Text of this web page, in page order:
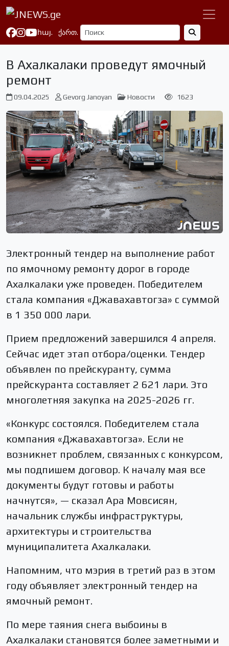
հայ. ქართ.
В Ахалкалаки проведут ямочный
ремонт
09.04.2025 Gevorg Janoyan Новости 1623
Электронный тендер на выполнение работ
по ямочному ремонту дорог в городе
Ахалкалаки уже проведен. Победителем
стала компания «Джавахавтогза» с суммой
в 1 350 000 лари.
Прием предложений завершился 4 апреля.
Сейчас идет этап отбора/оценки. Тендер
объявлен по прейскуранту, сумма
прейскуранта составляет 2 621 лари. Это
многолетняя закупка на 2025-2026 гг.
«Конкурс состоялся. Победителем стала
компания «Джавахавтогза». Если не
возникнет проблем, связанных с конкурсом,
мы подпишем договор. К началу мая все
документы будут готовы и работы
начнутся», — сказал Ара Мовсисян,
начальник службы инфраструктуры,
архитектуры и строительства
муниципалитета Ахалкалаки.
Напомним, что мэрия в третий раз в этом
году объявляет электронный тендер на
ямочный ремонт.
По мере таяния снега выбоины в
Ахалкалаки становятся более заметными и